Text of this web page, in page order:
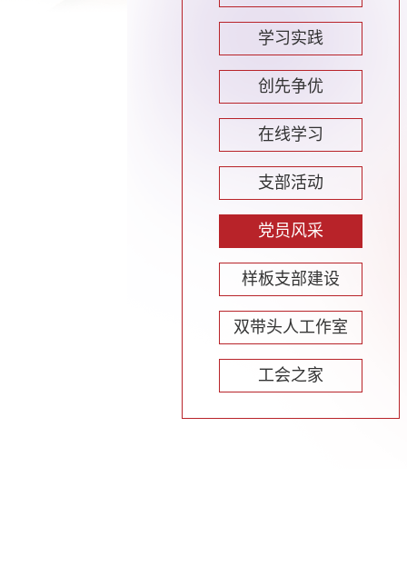
学习实践
创先争优
在线学习
支部活动
党员风采
样板支部建设
双带头人工作室
工会之家